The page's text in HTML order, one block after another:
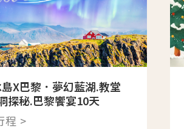
島X巴黎．夢幻藍湖.教堂
探秘.巴黎饗宴10天
程 >